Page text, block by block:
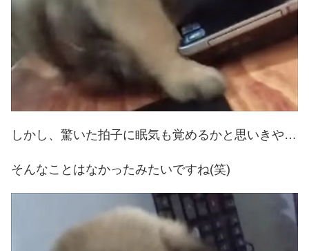
しかし、驚いた拍子に眠気も覚めるかと思いきや…
そんなことはなかったみたいですね(笑)